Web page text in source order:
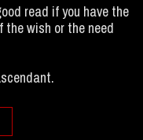
read if you have the
wish or the need